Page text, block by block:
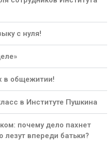
с нуля!
в общежитии!
в Институте Пушкина
почему дело пахнет
лезут впереди батьки?